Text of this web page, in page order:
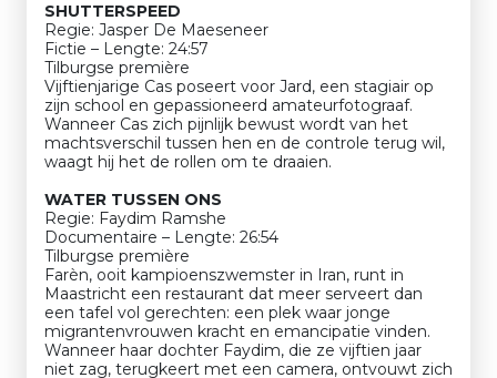
SHUTTERSPEED
Regie: Jasper De Maeseneer
Fictie – Lengte: 24:57
Tilburgse première
Vijftienjarige Cas poseert voor Jard, een stagiair op
zijn school en gepassioneerd amateurfotograaf.
Wanneer Cas zich pijnlijk bewust wordt van het
machtsverschil tussen hen en de controle terug wil,
waagt hij het de rollen om te draaien.
WATER TUSSEN ONS
Regie: Faydim Ramshe
Documentaire – Lengte: 26:54
Tilburgse première
Farèn, ooit kampioenszwemster in Iran, runt in
Maastricht een restaurant dat meer serveert dan
een tafel vol gerechten: een plek waar jonge
migrantenvrouwen kracht en emancipatie vinden.
Wanneer haar dochter Faydim, die ze vijftien jaar
niet zag, terugkeert met een camera, ontvouwt zich